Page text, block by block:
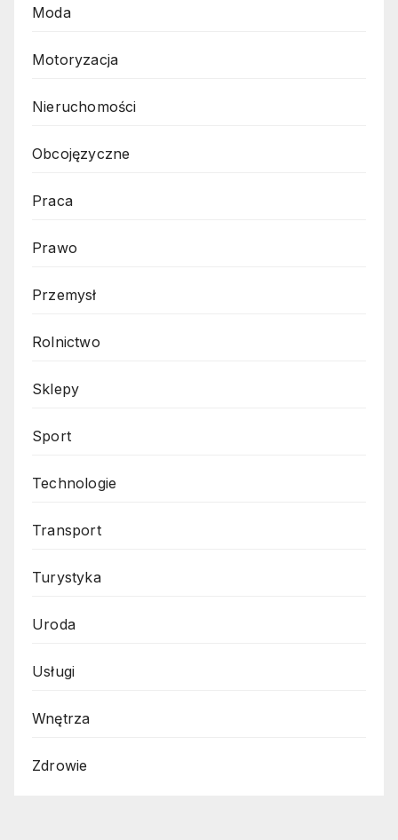
Moda
Motoryzacja
Nieruchomości
Obcojęzyczne
Praca
Prawo
Przemysł
Rolnictwo
Sklepy
Sport
Technologie
Transport
Turystyka
Uroda
Usługi
Wnętrza
Zdrowie